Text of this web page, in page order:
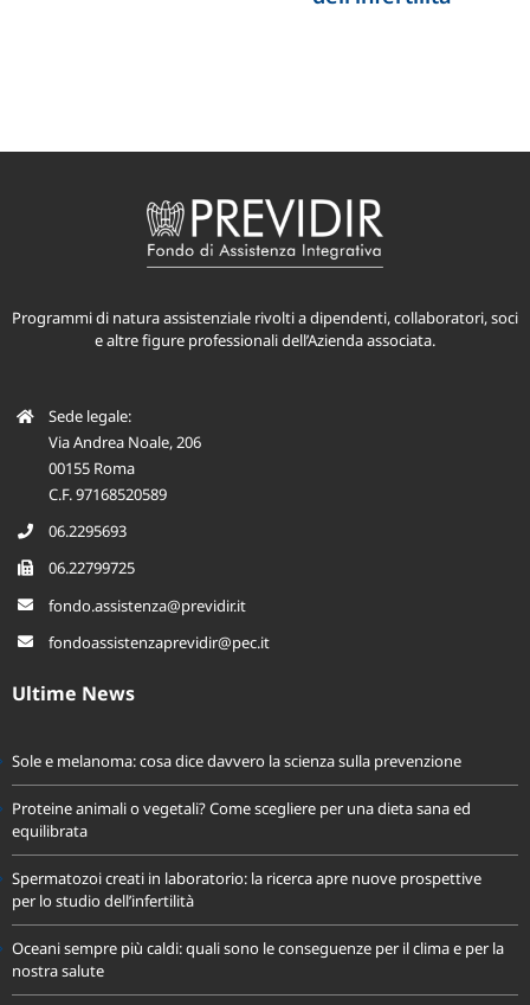
Programmi di natura assistenziale rivolti a dipendenti, collaboratori, soci
Sede legale:
Via Andrea Noale, 206
00155 Roma
Sole e melanoma: cosa dice davvero la scienza sulla prevenzione
Proteine animali o vegetali? Come scegliere per una dieta sana ed
equilibrata
Spermatozoi creati in laboratorio: la ricerca apre nuove prospettive
per lo studio dell’infertilità
Oceani sempre più caldi: quali sono le conseguenze per il clima e per la
nostra salute